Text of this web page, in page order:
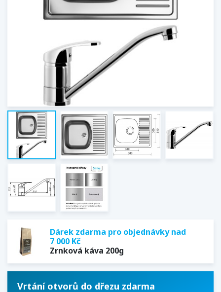
Dárek zdarma pro objednávky nad
7 000 Kč
Zrnková káva 200g
Vrtání otvorů do dřezu zdarma